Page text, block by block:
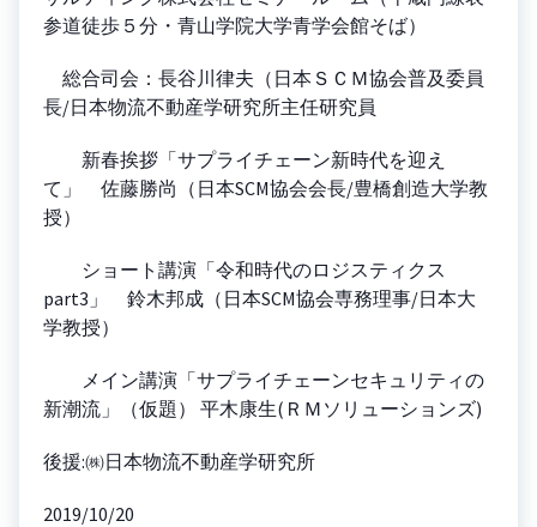
参道徒歩５分・青山学院大学青学会館そば）
総合司会：長谷川律夫（日本ＳＣＭ協会普及委員
長/日本物流不動産学研究所主任研究員
新春挨拶「サプライチェーン新時代を迎え
て」 佐藤勝尚（日本SCM協会会長/豊橋創造大学教
授）
ショート講演「令和時代のロジスティクス
part3」 鈴木邦成（日本SCM協会専務理事/日本大
学教授）
メイン講演「サプライチェーンセキュリティの
新潮流」（仮題） 平木康生(ＲＭソリューションズ)
後援:㈱日本物流不動産学研究所
2019/10/20